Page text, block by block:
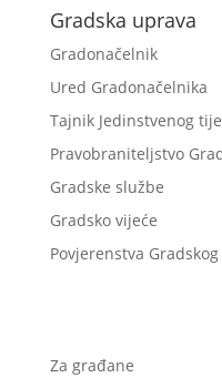
Gradska uprava
Gradonačelnik
Ured Gradonačelnika
Tajnik Jedinstvenog
Pravobraniteljstvo
Gradske službe
Gradsko vijeće
Povjerenstva
Za građane